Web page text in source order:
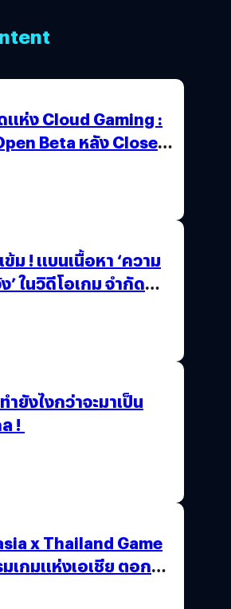
แห่ง Cloud Gaming :
Beta หลัง Close
Show 2025 ทะลุ 15
ม ! แบนเนื้อหา ‘ความ
ในวิดีโอเกม จำกัด
ยังไงกว่าจะมาเป็น
!
x Thailand Game
เกมแห่งเอเชีย ตอกย้ำ